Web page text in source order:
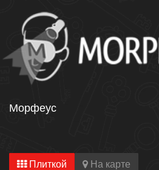
Морфеус
Плиткой На карте